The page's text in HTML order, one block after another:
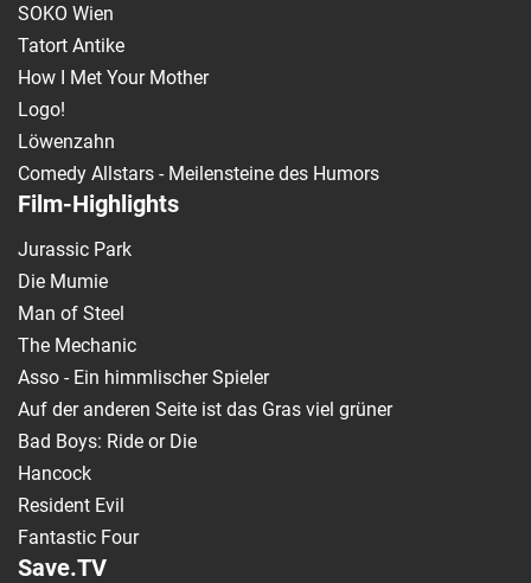
SOKO Wien
Tatort Antike
How I Met Your Mother
Logo!
Löwenzahn
Comedy Allstars - Meilensteine des Humors
Film-Highlights
Jurassic Park
Die Mumie
Man of Steel
The Mechanic
Asso - Ein himmlischer Spieler
Auf der anderen Seite ist das Gras viel grüner
Bad Boys: Ride or Die
Hancock
Resident Evil
Fantastic Four
Save.TV